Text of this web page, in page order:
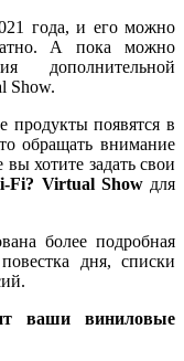
года, и его можно
А пока можно
дополнительной
Show.
продукты появятся в
обращать внимание
хотите задать свои
Fi? Virtual Showдля
более подробная
дня, списки
ваши виниловые